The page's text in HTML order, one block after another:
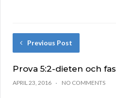
Previous Post
Prova 5:2-dieten och
APRIL 23, 2016 NO COMMENTS